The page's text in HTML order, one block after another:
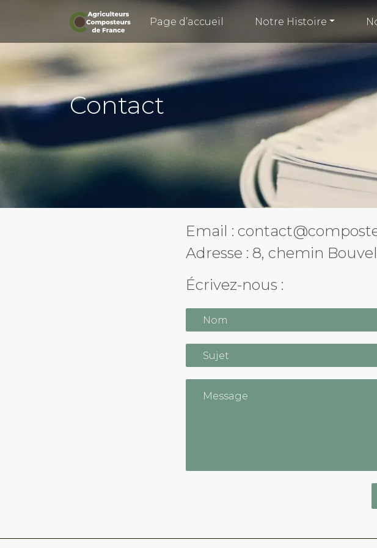
Page d’accueil
Notre Histoire
Contact
Email :
Adresse : 8, chemin
Écrivez-nous :